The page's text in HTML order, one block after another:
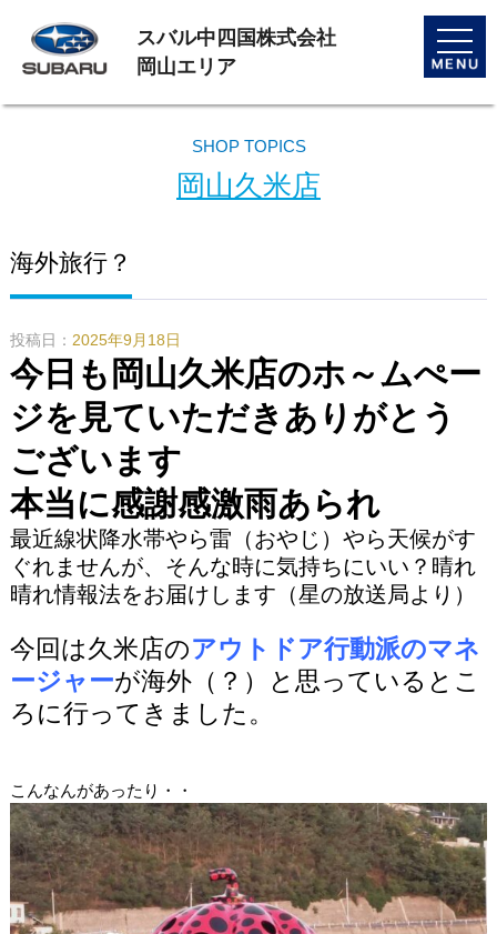
toggle
スバル中四国株式会社
岡山エリア
SHOP TOPICS
岡山久米店
海外旅行？
投稿日： 2025年9月18日
今日も岡山久米店のホ～ムぺー
ジを見ていただきありがとう
ございます
本当に感謝感激雨あられ
最近線状降水帯やら雷（おやじ）やら天候がす
ぐれませんが、そんな時に気持ちにいい？晴れ
晴れ情報法をお届けします（星の放送局より）
今回は久米店のアウトドア行動派のマネ
ージャーが海外（？）と思っているとこ
ろに行ってきました。
こんなんがあったり・・